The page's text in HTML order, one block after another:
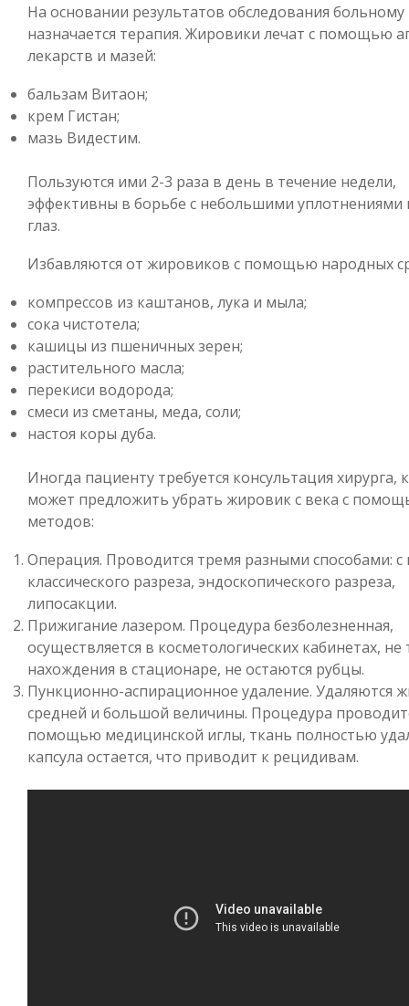
На основании результатов обследования больному
назначается терапия. Жировики лечат с помощью
лекарств и мазей:
бальзам Витаон;
крем Гистан;
мазь Видестим.
Пользуются ими 2-3 раза в день в течение недели,
эффективны в борьбе с небольшими уплотнениями
глаз.
Избавляются от жировиков с помощью народных
компрессов из каштанов, лука и мыла;
сока чистотела;
кашицы из пшеничных зерен;
растительного масла;
перекиси водорода;
смеси из сметаны, меда, соли;
настоя коры дуба.
Иногда пациенту требуется консультация хирурга,
может предложить убрать жировик с века с
методов:
Операция. Проводится тремя разными способами:
классического разреза, эндоскопического разреза,
липосакции.
Прижигание лазером. Процедура безболезненная,
осуществляется в косметологических кабинетах, не
нахождения в стационаре, не остаются рубцы.
Пункционно-аспирационное удаление. Удаляются
средней и большой величины. Процедура
помощью медицинской иглы, ткань полностью
капсула остается, что приводит к рецидивам.